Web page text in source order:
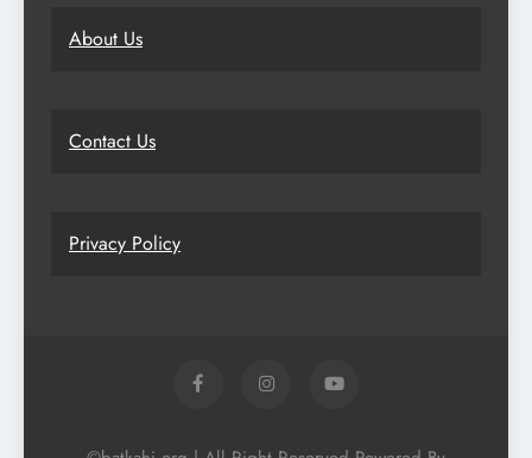
About Us
Contact Us
Privacy Policy